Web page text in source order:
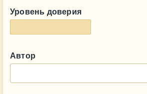
Уровень доверия
Автор